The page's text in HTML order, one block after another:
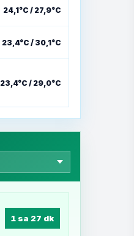
24,1°C / 27,9°C
23,4°C / 30,1°C
23,4°C / 29,0°C
1 sa 27 dk